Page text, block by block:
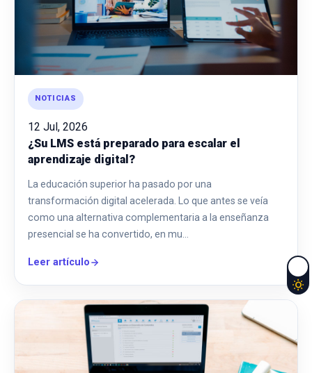
NOTICIAS
12 Jul, 2026
¿Su LMS está preparado para escalar el
aprendizaje digital?
La educación superior ha pasado por una
transformación digital acelerada. Lo que antes se veía
como una alternativa complementaria a la enseñanza
presencial se ha convertido, en mu…
Leer artículo